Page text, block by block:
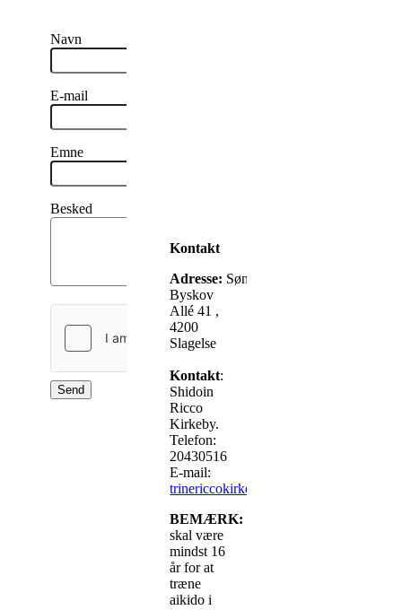
Navn
E-mail
Emne
Besked
Send
Kontakt
Adresse: Søndermarkshallen,
Byskov
Allé 41 ,
4200
Slagelse
Kontakt:
Shidoin
Ricco
Kirkeby.
Telefon:
20430516
E-mail:
trinericcokirkeby@gmail.com
BEMÆRK:
skal være
mindst 16
år for at
træne
aikido i